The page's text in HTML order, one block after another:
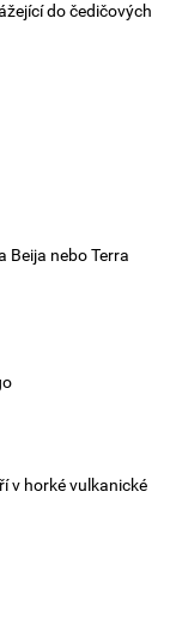
do čedičových
Beija nebo Terra
v horké vulkanické